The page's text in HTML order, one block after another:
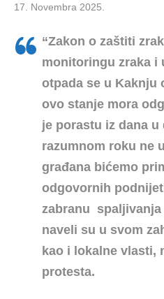
17. Novembra 2025.
“Zakon o zaštiti
monitoringu zraka i
otpada se u Kaknju
ovo stanje mora
je porastu iz dana u
razumnom roku ne
građana bićemo
odgovornih
zabranu spaljivanja
naveli su u svom
kao i lokalne vlasti,
protesta.